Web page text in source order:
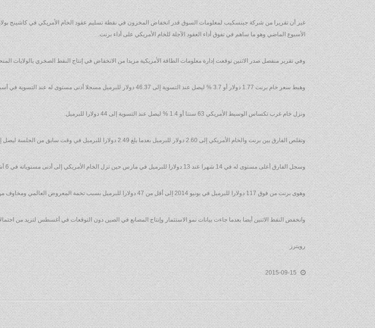
الأسبوع الماضي وهو ما ساهم في تفوق أداء العقود الآجلة للخام الأمريكي على أداء برنت.
وفي تقرير منفصل صدر الاثنين توقعت إدارة معلومات الطاقة الأمريكية مزيدا من الانخفاض في إنتاج النفط الصخري بالولايات
وهبط سعر خام برنت 1.77 دولار أو 3.7 % ليصل عند التسوية إلى 46.37 دولار للبرميل مسجلا أدنى مستوى له عند التسوية في أسبوعين.
ونزل خام غرب تكساس الوسيط الأمريكي 63 سنتا أو 1.4 % ليصل عند التسوية إلى 44 دولارا للبرميل.
وتقلص الفارق بين برنت والخام الأمريكي إلى 2.60 دولار للبرميل بعدما بلغ 2.49 دولارا للبرميل في وقت سابق من الجلسة ليصل إلى أدنى مستوياته منذ 23 يناير.
وسجل الفارق أعلى مستوى له في 14 شهرا عند 13 دولارا للبرميل في مارس حين نزل الخام الأمريكي إلى أدنى مستوياته في 6 أشهر.
وهوى برنت من فوق 117 دولارا للبرميل في يونيو 2014 إلى أقل من 47 دولارا للبرميل بسبب تخمة المعروض العالمي ومخاوف من تباطؤ الاقتصاد الصيني.
وانخفض النفط الاثنين أيضا بعدما جاءت بيانات نمو الاستثمار وإنتاج المصانع في الصين دون التوقعات في أغسطس لتزيد من احتمالات انخفاض النمو في الربع
رويترز
2015-09-15